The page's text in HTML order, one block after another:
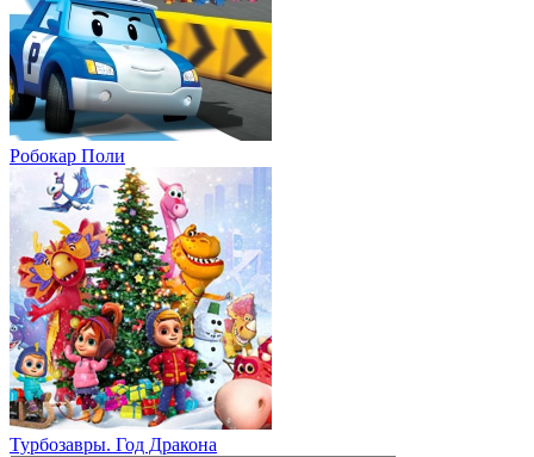
Робокар Поли
Турбозавры. Год Дракона